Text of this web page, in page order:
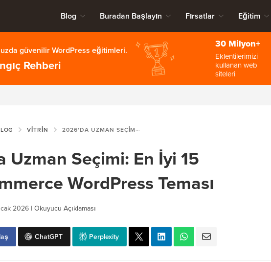
Blog Buradan Başlayın Fırsatlar Eğitim
güvenilir WordPress eğitimleri.
Rehberi
30 Milyon+
Eklentilerimizi
kullanan web
siteleri
VITRIN 2026'DA UZMAN SEÇIMI: EN İYI 15 WOOCOMMERCE WORDPRESS TEMASI
Uzman Seçimi: En İyi 15
WordPress Teması
2026 | Okuyucu Açıklaması
ChatGPT Perplexity